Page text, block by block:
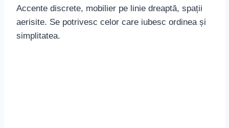
Accente discrete, mobilier pe linie dreaptă, spații
aerisite. Se potrivesc celor care iubesc ordinea și
simplitatea.